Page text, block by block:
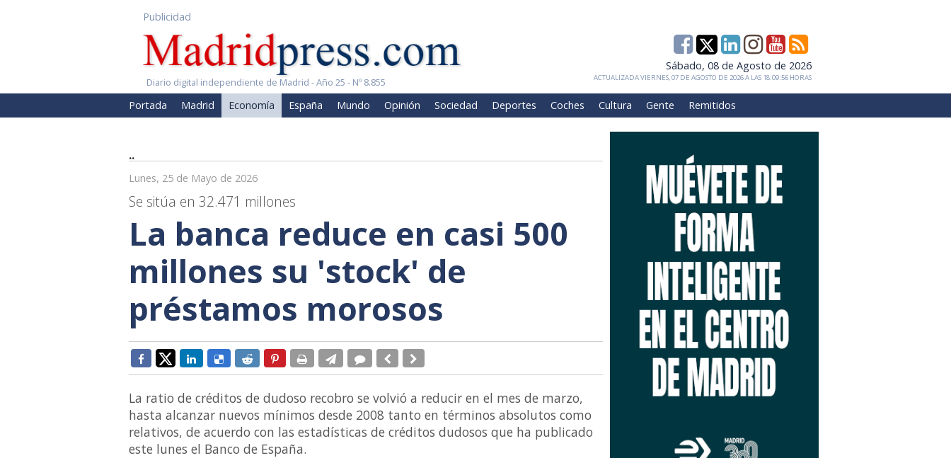
Publicidad
Diario digital independiente de Madrid - Año 25 - Nº 8.855
Sábado, 08 de Agosto de 2026
ACTUALIZADA VIERNES, 07 DE AGOSTO DE 2026 A LAS 18:09:56 HORAS
Portada Madrid Economía España Mundo Opinión Sociedad Deportes Coches Cultura Gente Remitidos
..
Lunes, 25 de Mayo de 2026
Se sitúa en 32.471 millones
La banca reduce en casi 500
millones su 'stock' de
préstamos morosos
La ratio de créditos de dudoso recobro se volvió a reducir en el mes de marzo,
hasta alcanzar nuevos mínimos desde 2008 tanto en términos absolutos como
relativos, de acuerdo con las estadísticas de créditos dudosos que ha publicado
este lunes el Banco de España.